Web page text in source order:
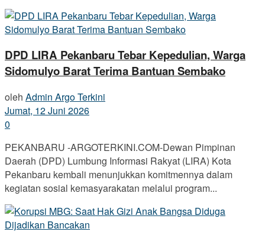
DPD LIRA Pekanbaru Tebar Kepedulian, Warga
Sidomulyo Barat Terima Bantuan Sembako
oleh Admin Argo Terkini
Jumat, 12 Juni 2026
0
PEKANBARU -ARGOTERKINI.COM-Dewan Pimpinan
Daerah (DPD) Lumbung Informasi Rakyat (LIRA) Kota
Pekanbaru kembali menunjukkan komitmennya dalam
kegiatan sosial kemasyarakatan melalui program...